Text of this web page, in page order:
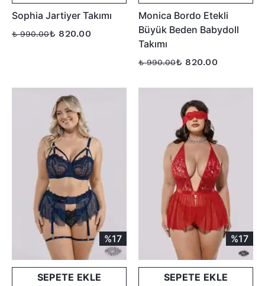
Sophia Jartiyer Takımı
₺ 990.00₺ 820.00
Monica Bordo Etekli
Büyük Beden Babydoll
Takımı
₺ 990.00₺ 820.00
%17
SEPETE EKLE
%17
SEPETE EKLE